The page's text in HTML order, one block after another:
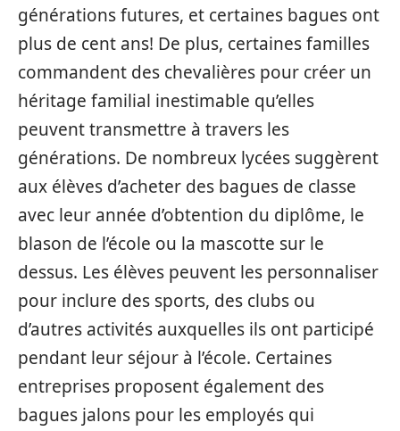
générations futures, et certaines bagues ont
plus de cent ans! De plus, certaines familles
commandent des chevalières pour créer un
héritage familial inestimable qu’elles
peuvent transmettre à travers les
générations. De nombreux lycées suggèrent
aux élèves d’acheter des bagues de classe
avec leur année d’obtention du diplôme, le
blason de l’école ou la mascotte sur le
dessus. Les élèves peuvent les personnaliser
pour inclure des sports, des clubs ou
d’autres activités auxquelles ils ont participé
pendant leur séjour à l’école. Certaines
entreprises proposent également des
bagues jalons pour les employés qui